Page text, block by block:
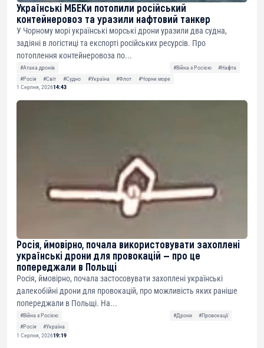
Українські МБЕКи потопили російський
контейнеровоз та уразили нафтовий танкер
У Чорному морі українські морські дрони уразили два судна,
задіяні в логістиці та експорті російських ресурсів. Про
потоплення контейнеровоза по...
#Атака дронів #Війна з Росією
#Нафта
#Росія
#Світ #Судно #Україна #Флот
#Чорне море
1 Серпня, 202614:43
Росія, ймовірно, почала використовувати захоплені
українські дрони для провокацій — про це
попереджали в Польщі
Росія, ймовірно, почала застосовувати захоплені українські
далекобійні дрони для провокацій, про можливість яких раніше
попереджали в Польщі. На...
#Війна з Росією #Дрони
#Провокації
#Росія
#Україна
1 Серпня, 202619:19